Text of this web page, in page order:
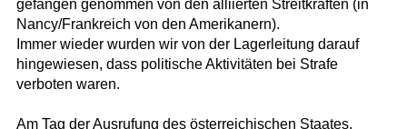
gefangen genommen von den alliierten Streitkräften (in
Nancy/Frankreich von den Amerikanern).
Immer wieder wurden wir von der Lagerleitung darauf
hingewiesen, dass politische Aktivitäten bei Strafe
verboten waren.
Am Tag der Ausrufung des österreichischen Staates,